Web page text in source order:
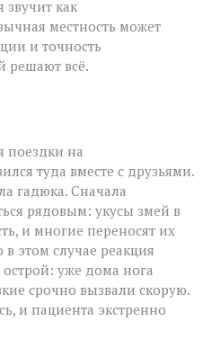
обернулась
трагедией»
как
местность может
и точность
решают всё.
поездки на
туда вместе с друзьями.
гадюка. Сначала
рядовым: укусы змей в
и многие переносят их
этом случае реакция
уже дома нога
срочно вызвали скорую.
и пациента экстренно